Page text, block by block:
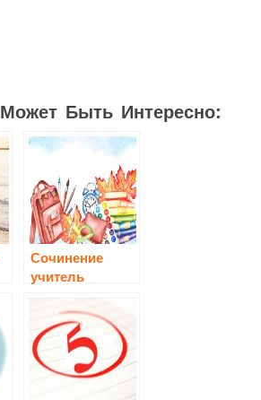
Быть Интересно:
Сочинение
учитель